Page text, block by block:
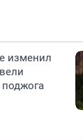
изменил